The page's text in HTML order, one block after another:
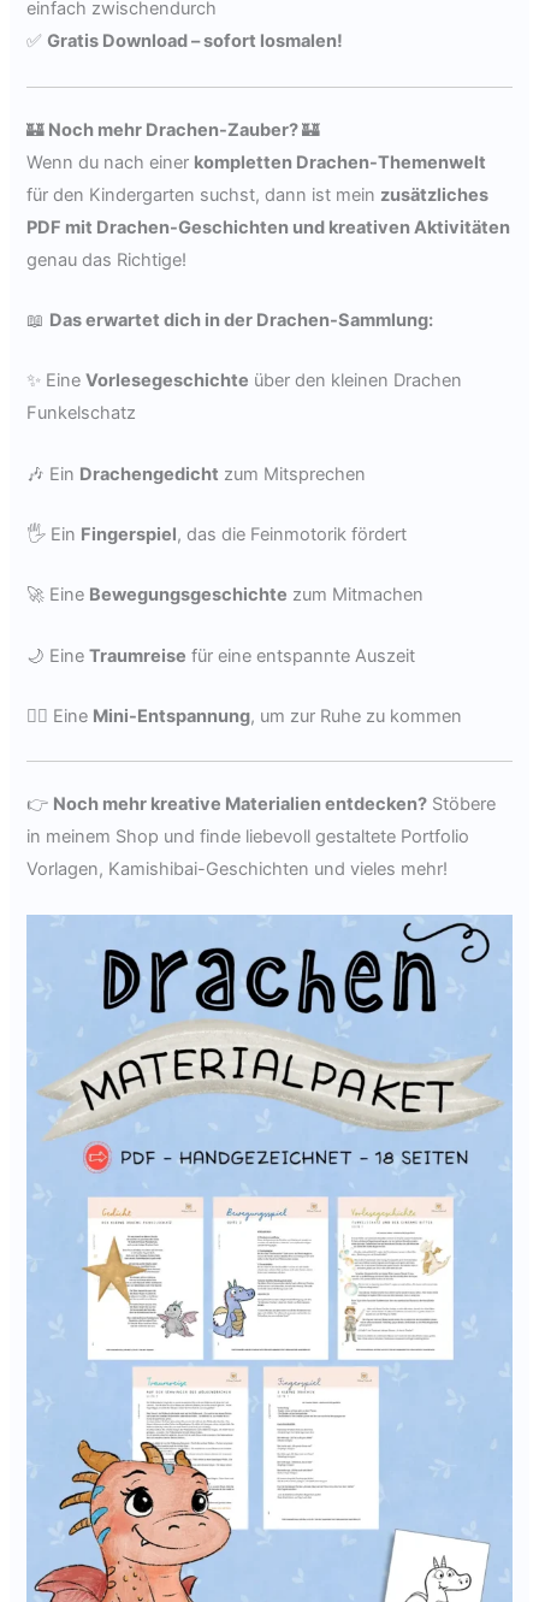
einfach zwischendurch
✅Gratis Download – sofort losmalen!
🏰 Noch mehr Drachen-Zauber?🏰
Wenn du nach einer kompletten Drachen-Themenwelt
für den Kindergarten suchst, dann ist mein zusätzliches
PDF mit Drachen-Geschichten und kreativen Aktivitäten
genau das Richtige!
📖 Das erwartet dich in der Drachen-Sammlung:
✨ EineVorlesegeschichte über den kleinen Drachen
Funkelschatz
🎶 Ein Drachengedicht zum Mitsprechen
🖐️ Ein Fingerspiel, das die Feinmotorik fördert
🚀 Eine Bewegungsgeschichte zum Mitmachen
🌙 EineTraumreise für eine entspannte Auszeit
💆‍♀️ Eine Mini-Entspannung, um zur Ruhe zu kommen
👉 Noch mehr kreative Materialien entdecken? Stöbere
in meinem Shop und finde liebevoll gestaltete Portfolio
Vorlagen, Kamishibai-Geschichten und vieles mehr!